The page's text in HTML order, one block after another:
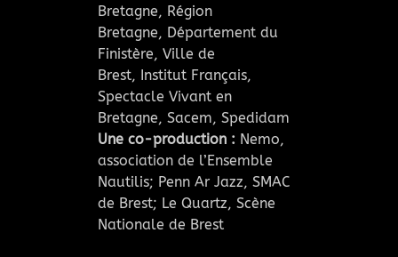
Bretagne, Région
Bretagne, Département du
Finistère, Ville de
Brest, Institut Français,
Spectacle Vivant en
Bretagne, Sacem, Spedidam
Une co-production : Nemo,
association de l’Ensemble
Nautilis; Penn Ar Jazz, SMAC
de Brest; Le Quartz, Scène
Nationale de Brest